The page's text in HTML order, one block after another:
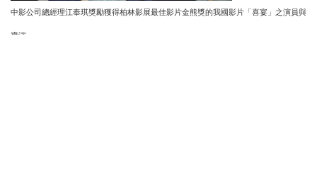
中影公司總經理江奉琪獎勵獲得柏林影展最佳影片金熊獎的我國影片「喜宴」之演員與
導演。